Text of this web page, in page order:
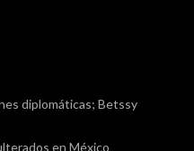
diplomáticas; Betssy
en México